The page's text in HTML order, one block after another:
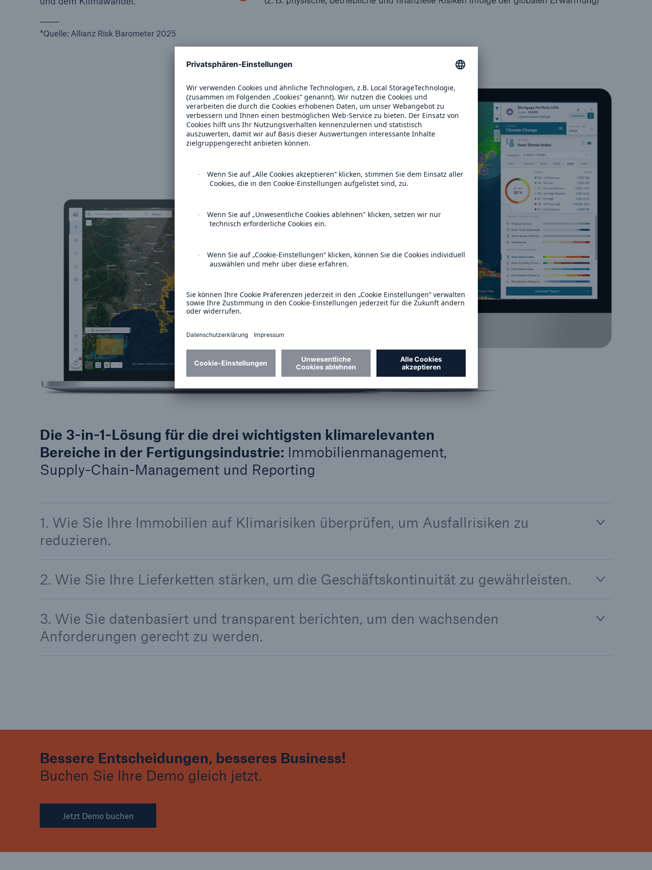
*Quelle: Allianz Risk Barometer 2025
Die 3-in-1-Lösung für die drei wichtigsten klimarelevanten
Bereiche in der Fertigungsindustrie: Immobilienmanagement,
Supply-Chain-Management und Reporting
1. Wie Sie Ihre Immobilien auf Klimarisiken überprüfen, um Ausfallrisiken zu
reduzieren.
2. Wie Sie Ihre Lieferketten stärken, um die Geschäftskontinuität zu gewährleisten.
3. Wie Sie datenbasiert und transparent berichten, um den wachsenden
Anforderungen gerecht zu werden.
Bessere Entscheidungen, besseres Business!
Buchen Sie Ihre Demo gleich jetzt.
Jetzt Demo buchen